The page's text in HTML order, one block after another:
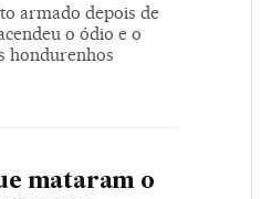
armado depois de
o ódio e o
hondurenhos
mataram o